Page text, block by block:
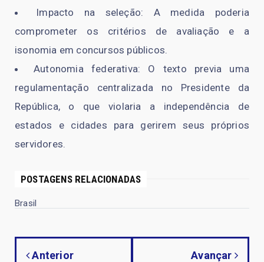
Impacto na seleção: A medida poderia
comprometer os critérios de avaliação e a
isonomia em concursos públicos.
Autonomia federativa: O texto previa uma
regulamentação centralizada no Presidente da
República, o que violaria a independência de
estados e cidades para gerirem seus próprios
servidores.
POSTAGENS RELACIONADAS
Brasil
Anterior Avançar